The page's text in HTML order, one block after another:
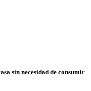
sin necesidad de consumir